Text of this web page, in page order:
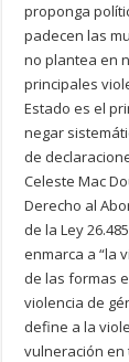
proponga
padecen las
no plantea en
principales
Estado es el
negar
de
Celeste Mac
Derecho al
de la Ley
enmarca a “la
de las formas
violencia de
define a la
vulneración en